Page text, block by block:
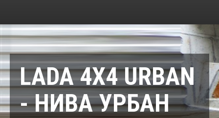
LADA 4X4 URBAN
- НИВА УРБАН